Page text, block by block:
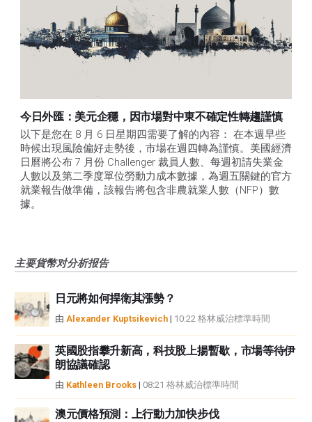
今日外匯：美元企穩，因市場對中東不確定性轉趨謹慎
以下是您在 8 月 6 日星期四需要了解的內容： 在本週早些
時候出現風險偏好走勢後，市場在週四轉為謹慎。美國經濟
日曆將公布 7 月份 Challenger 裁員人數、每週初請失業金
人數以及第二季度單位勞動力成本數據，為週五關鍵的官方
就業報告做準備，該報告將包含非農就業人數（NFP）數
據。
主要貨幣对分析报告
日元將如何捍衛其漲勢？
由 Alexander Kuptsikevich | 10:22 格林威治標準時間
英國股指攀升新高，科技股上揚暫歇，市場等待伊
朗協議確認
由 Kathleen Brooks | 08:21 格林威治標準時間
澳元價格預測：上行動力加快步伐